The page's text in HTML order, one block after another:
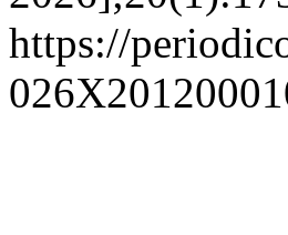
https://